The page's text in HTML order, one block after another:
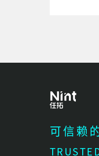
可信赖